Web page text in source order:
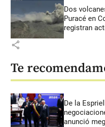
Dos
Puracé en
registran
share
Te
De la
anunció